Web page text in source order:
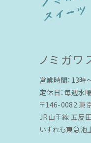
ノミガワ
営業時間：13時
定休日：毎週水
〒146-0082 東
JR山手線 五反
いずれも東急